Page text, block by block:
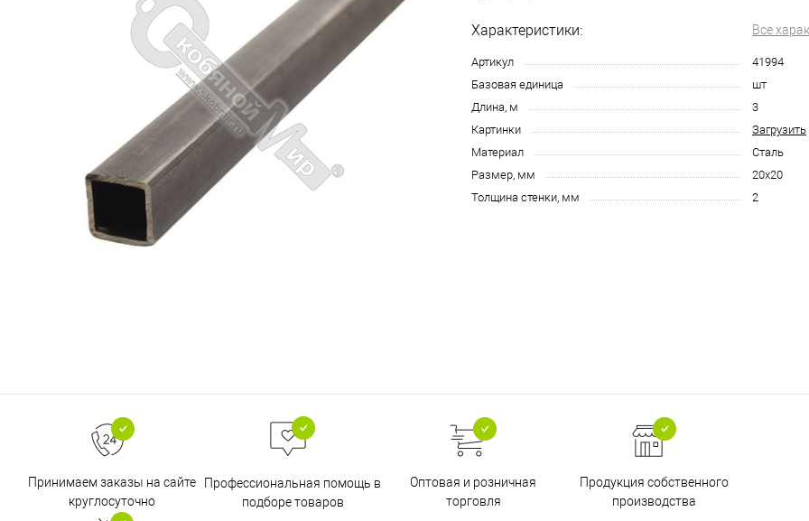
Характеристики: Все
Артикул
41994
Базовая единица
шт
Длина, м
3
Картинки
Загрузить
Материал
Сталь
Размер, мм
20x20
Толщина стенки, мм
2
Принимаем заказы на сайте
круглосуточно
Профессиональная помощь в
подборе товаров
Оптовая и розничная
торговля
Продукция собственного
производства